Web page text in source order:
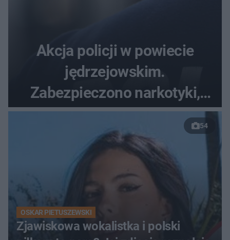
Akcja policji w powiecie
jędrzejowskim.
Zabezpieczono narkotyki,
broń i Mercedesa
54
OSKAR PIETUSZEWSKI
Zjawiskowa wokalistka i polski